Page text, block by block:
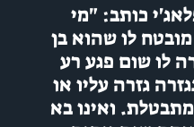
כותב: "מי
לו שהוא בן
פגע רע
עליו או
ואינו בא